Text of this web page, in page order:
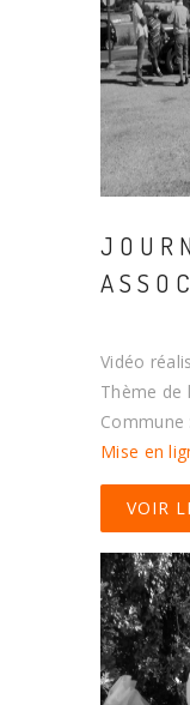
Vidéo
Thème de
Commune
Mise en
VOIR